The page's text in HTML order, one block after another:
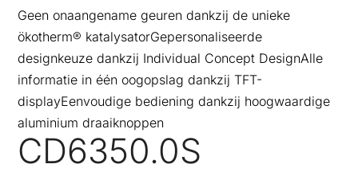
Geen onaangename geuren dankzij de unieke
ökotherm® katalysatorGepersonaliseerde
designkeuze dankzij Individual Concept DesignAlle
informatie in één oogopslag dankzij TFT-
displayEenvoudige bediening dankzij hoogwaardige
aluminium draaiknoppen
CD6350.0S